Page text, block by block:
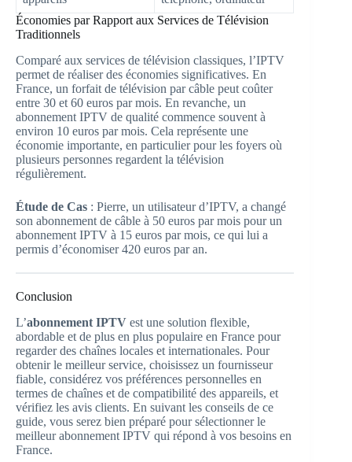
Économies par Rapport aux Services de Télévision
Traditionnels
Comparé aux services de télévision classiques, l’IPTV
permet de réaliser des économies significatives. En
France, un forfait de télévision par câble peut coûter
entre 30 et 60 euros par mois. En revanche, un
abonnement IPTV de qualité commence souvent à
environ 10 euros par mois. Cela représente une
économie importante, en particulier pour les foyers où
plusieurs personnes regardent la télévision
régulièrement.
Étude de Cas : Pierre, un utilisateur d’IPTV, a changé
son abonnement de câble à 50 euros par mois pour un
abonnement IPTV à 15 euros par mois, ce qui lui a
permis d’économiser 420 euros par an.
Conclusion
L’abonnement IPTV est une solution flexible,
abordable et de plus en plus populaire en France pour
regarder des chaînes locales et internationales. Pour
obtenir le meilleur service, choisissez un fournisseur
fiable, considérez vos préférences personnelles en
termes de chaînes et de compatibilité des appareils, et
vérifiez les avis clients. En suivant les conseils de ce
guide, vous serez bien préparé pour sélectionner le
meilleur abonnement IPTV qui répond à vos besoins en
France.